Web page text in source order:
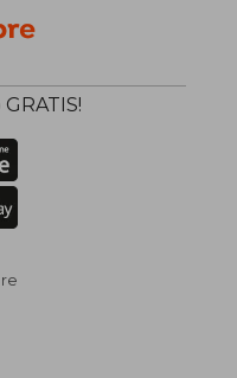
45%
dcto.